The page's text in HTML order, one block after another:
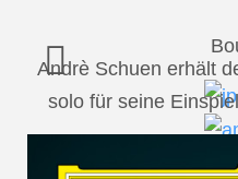
Andrè Schuen erhält
solo für seine